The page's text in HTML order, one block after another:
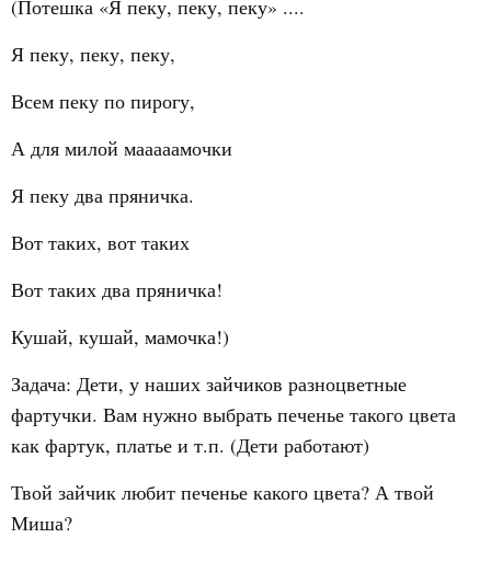
(Потешка «Я пеку, пеку, пеку» ....
Я пеку, пеку, пеку,
Всем пеку по пирогу,
А для милой мааааамочки
Я пеку два пряничка.
Вот таких, вот таких
Вот таких два пряничка!
Кушай, кушай, мамочка!)
Задача: Дети, у наших зайчиков разноцветные
фартучки. Вам нужно выбрать печенье такого цвета
как фартук, платье и т.п. (Дети работают)
Твой зайчик любит печенье какого цвета? А твой
Миша?